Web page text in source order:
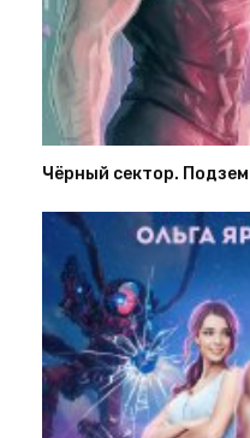
Чёрный сектор.